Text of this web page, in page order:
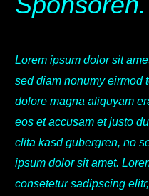
Lorem ipsum dolor sit
sed diam nonumy eirmod
dolore magna aliquyam
eos et accusam et justo
clita kasd gubergren, no
ipsum dolor sit amet.
consetetur sadipscing